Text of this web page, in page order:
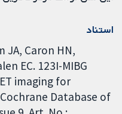
استناد
JA, Caron HN,
EC. 123I-MIBG
imaging for
Database of